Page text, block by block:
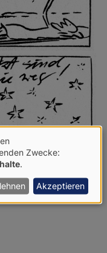
Zwecke:
Akzeptieren